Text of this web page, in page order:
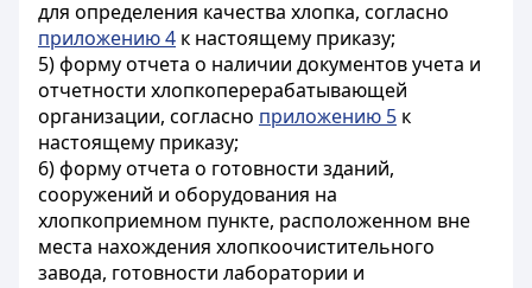
для определения качества хлопка, согласно
приложению 4 к настоящему приказу;
5) форму отчета о наличии документов учета и
отчетности хлопкоперерабатывающей
организации, согласно приложению 5 к
настоящему приказу;
6) форму отчета о готовности зданий,
сооружений и оборудования на
хлопкоприемном пункте, расположенном вне
места нахождения хлопкоочистительного
завода, готовности лаборатории и